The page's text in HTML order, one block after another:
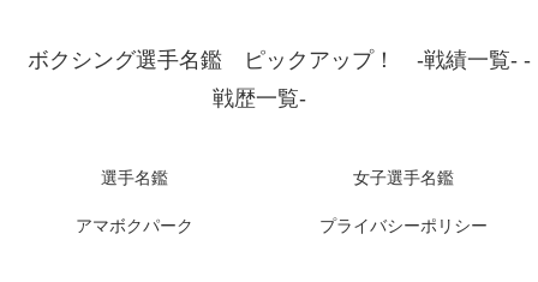
ボクシング選手名鑑 ピックアップ！ -戦績一覧- -
戦歴一覧-
選手名鑑 女子選手名鑑
アマボクパーク プライバシーポリシー